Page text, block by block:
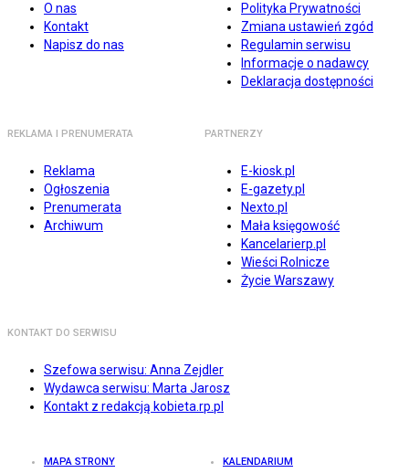
O nas
Kontakt
Napisz do nas
Polityka Prywatności
Zmiana ustawień zgód
Regulamin serwisu
Informacje o nadawcy
Deklaracja dostępności
REKLAMA I PRENUMERATA
Reklama
Ogłoszenia
Prenumerata
Archiwum
PARTNERZY
E-kiosk.pl
E-gazety.pl
Nexto.pl
Mała księgowość
Kancelarierp.pl
Wieści Rolnicze
Życie Warszawy
KONTAKT DO SERWISU
Szefowa serwisu: Anna Zejdler
Wydawca serwisu: Marta Jarosz
Kontakt z redakcją kobieta.rp.pl
MAPA STRONY KALENDARIUM